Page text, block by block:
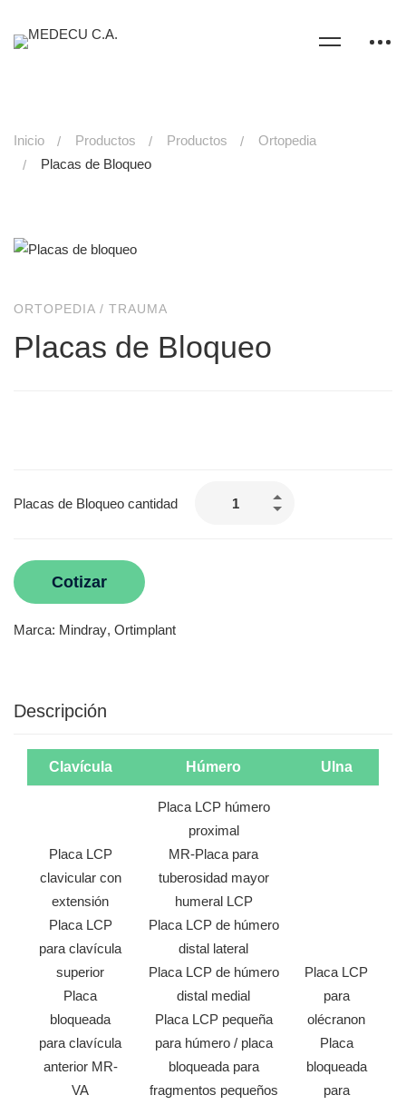
Inicio Productos Productos
Ortopedia
Placas de Bloqueo
ORTOPEDIA / TRAUMA
Placas de Bloqueo
Placas de Bloqueo cantidad
Cotizar
Marca: Mindray, Ortimplant
Descripción
Clavícula Húmero Ulna
Placa LCP
clavicular con
extensión
Placa LCP
para clavícula
superior
Placa
bloqueada
para clavícula
anterior MR-
VA
Placa LCP húmero
proximal
MR-Placa para
tuberosidad mayor
humeral LCP
Placa LCP de húmero
distal lateral
Placa LCP de húmero
distal medial
Placa LCP pequeña
para húmero / placa
bloqueada para
fragmentos pequeños
Placa LCP
para
olécranon
Placa
bloqueada
para